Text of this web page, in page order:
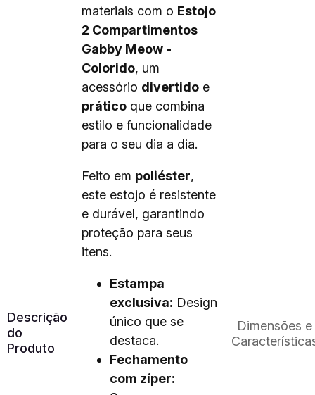
Descrição
do
Produto
materiais com o Estojo
2 Compartimentos
Gabby Meow -
Colorido, um
acessório divertido e
prático que combina
estilo e funcionalidade
para o seu dia a dia.
Feito em poliéster,
este estojo é resistente
e durável, garantindo
proteção para seus
itens.
Estampa
exclusiva: Design
único que se
destaca.
Fechamento
com zíper:
Dimensões e